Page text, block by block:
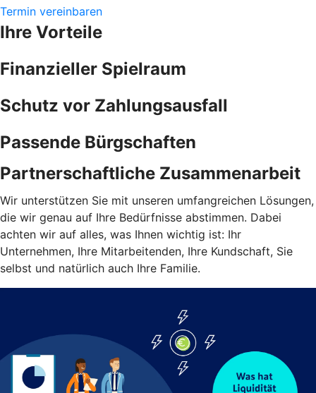
Termin vereinbaren
Ihre Vorteile
Finanzieller Spielraum
Schutz vor Zahlungsausfall
Passende Bürgschaften
Partnerschaftliche Zusammenarbeit
Wir unterstützen Sie mit unseren umfangreichen Lösungen,
die wir genau auf Ihre Bedürfnisse abstimmen. Dabei
achten wir auf alles, was Ihnen wichtig ist: Ihr
Unternehmen, Ihre Mitarbeitenden, Ihre Kundschaft, Sie
selbst und natürlich auch Ihre Familie.